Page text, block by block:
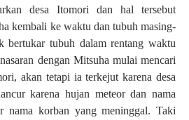
desa Itomori dan hal tersebut
kembali ke waktu dan tubuh masing-
bertukar tubuh dalam rentang waktu
dengan Mitsuha mulai mencari
akan tetapi ia terkejut karena desa
karena hujan meteor dan nama
nama korban yang meninggal. Taki